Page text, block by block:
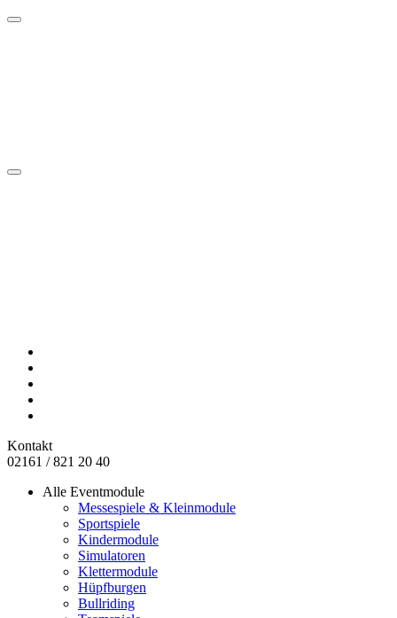
Kontakt
02161 / 821 20 40
Alle Eventmodule
Messespiele & Kleinmodule
Sportspiele
Kindermodule
Simulatoren
Klettermodule
Hüpfburgen
Bullriding